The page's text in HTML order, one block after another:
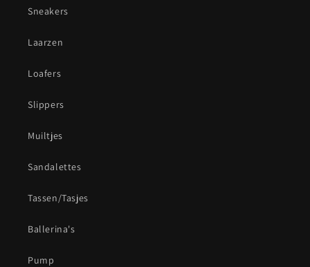
Sneakers
Laarzen
Loafers
Slippers
Muiltjes
Sandalettes
Tassen/Tasjes
Ballerina's
Pump